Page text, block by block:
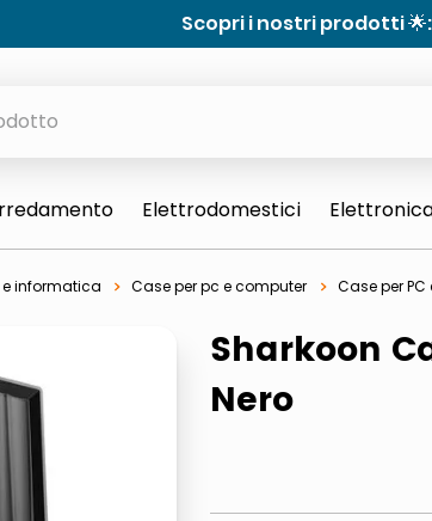
Scopri i nostri prodotti 🌟:
occhiali sole 0703 thin rotondo sun
Elettrodomestici
e informatica Case per pc e computer Case per PC
Sharkoon
Nero